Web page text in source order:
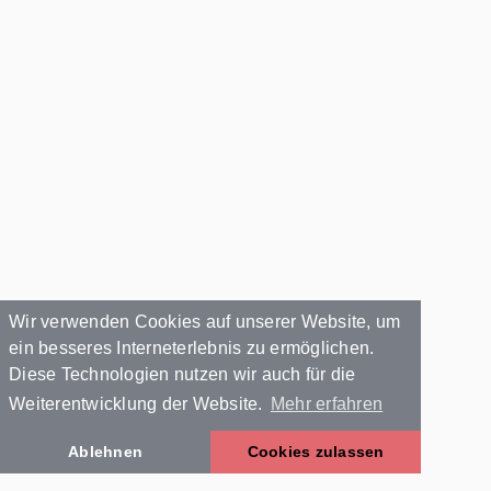
Wir verwenden Cookies auf unserer Website, um
ein besseres Interneterlebnis zu ermöglichen.
Diese Technologien nutzen wir auch für die
Weiterentwicklung der Website.
Mehr erfahren
Ablehnen Cookies zulassen